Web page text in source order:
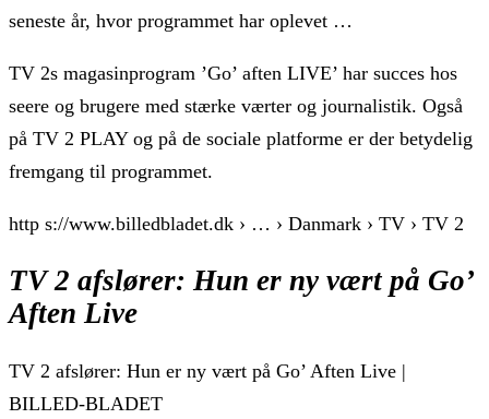
seneste år, hvor programmet har oplevet …
TV 2s magasinprogram ’Go’ aften LIVE’ har succes hos
seere og brugere med stærke værter og journalistik. Også
på TV 2 PLAY og på de sociale platforme er der betydelig
fremgang til programmet.
http s://www.billedbladet.dk › … › Danmark › TV › TV 2
TV 2 afslører: Hun er ny vært på Go’
Aften Live
TV 2 afslører: Hun er ny vært på Go’ Aften Live |
BILLED-BLADET